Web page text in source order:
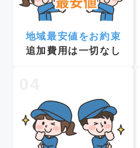
地域最安値をお約束
追加費用は一切なし